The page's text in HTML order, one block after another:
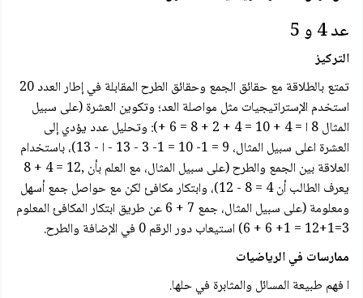
عد 4 و 5
التركيز
تمتع بالطلاقة مع حقائق الجمع وحقائق الطرح المقابلة في إطار العدد 20
استخدم الإستراتيجيات مثل مواصلة العد؛ وتكوين العشرة (على سبيل
المثال 8 ا = 4 + 10 = 4 + 2 + 8 = 6 +): وتحليل عدد يؤدي إلى
العشرة اعلى سبيل المثال، 9 = 1- 10 = 1- 3 - 13 - ا - 13)، باستخدام
العلاقة بين الجمع والطرح (على سبيل المثال، مع العلم بأن ,12 = 4 + 8
يعرف الطالب أن 4 = 8 - 12)، وابتكار مكافئ لكن مع حواصل جمع أسهل
ومعلومة (على سبيل المثال، جمع 7 + 6 عن طريق ابتكار المكافئ المعلوم
3=1+12 = 1+ 6 + 6) استيعاب دور الرقم 0 في الإضافة والطرح.
ممارسات في الرياضيات
ا فهم طبيعة المسائل والمثابرة في حلها.